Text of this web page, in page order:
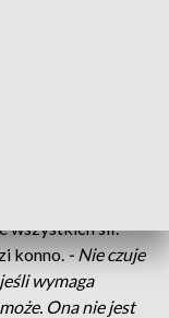
wszystkich sił.
konno.- Nie czuje
wymaga
Ona nie jest